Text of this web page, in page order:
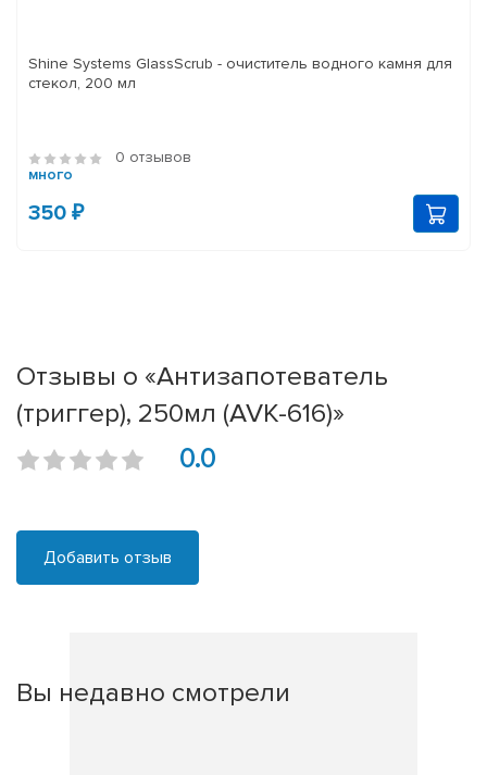
Shine Systems GlassScrub - очиститель водного камня для
стекол, 200 мл
0 отзывов
много
350 ₽
Отзывы о «Антизапотеватель
(триггер), 250мл (AVK-616)»
0.0
Добавить отзыв
Вы недавно смотрели